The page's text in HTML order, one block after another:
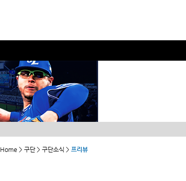
Home > 구단 > 구단소식 > 프리뷰